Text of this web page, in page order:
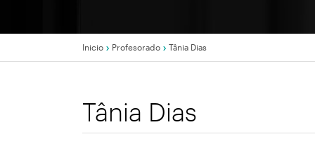
enlaces
Inicio Profesorado Tânia Dias
Tânia Dias